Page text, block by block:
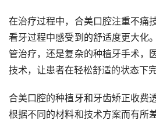
在治疗过程中，合美口腔注重不痛
看牙过程中感受到的舒适度更大化
管治疗，还是复杂的种植牙手术，
技术，让患者在轻松舒适的状态下完
合美口腔的种植牙和牙齿矫正收费
根据不同的材料和技术方案而有所